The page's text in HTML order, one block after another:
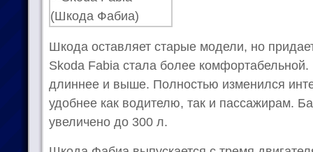
Шкода оставляет старые модели, но
Skoda Fabia стала более
длиннее и выше. Полностью изменился
удобнее как водителю, так и пассажирам.
увеличено до 300 л.